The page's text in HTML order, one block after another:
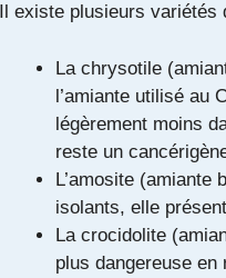
Il existe plusieurs variétés
La chrysotile
l’amiante utilisé au
légèrement moins
reste un
L’amosite (amiante
isolants, elle
La crocidolite
plus dangereuse